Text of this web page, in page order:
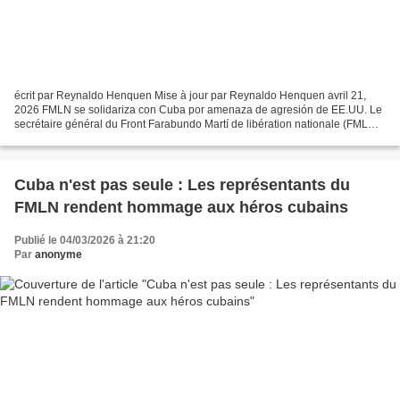
écrit par Reynaldo Henquen Mise à jour par Reynaldo Henquen avril 21,
2026 FMLN se solidariza con Cuba por amenaza de agresión de EE.UU. Le
secrétaire général du Front Farabundo Martí de libération nationale (FMLN),
Cuba n'est pas seule : Les représentants du
FMLN rendent hommage aux héros cubains
Publié le 04/03/2026 à 21:20
Par anonyme